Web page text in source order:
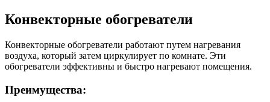
Конвекторные обогреватели
Конвекторные обогреватели работают путем нагревания
воздуха, который затем циркулирует по комнате. Эти
обогреватели эффективны и быстро нагревают помещения.
Преимущества: